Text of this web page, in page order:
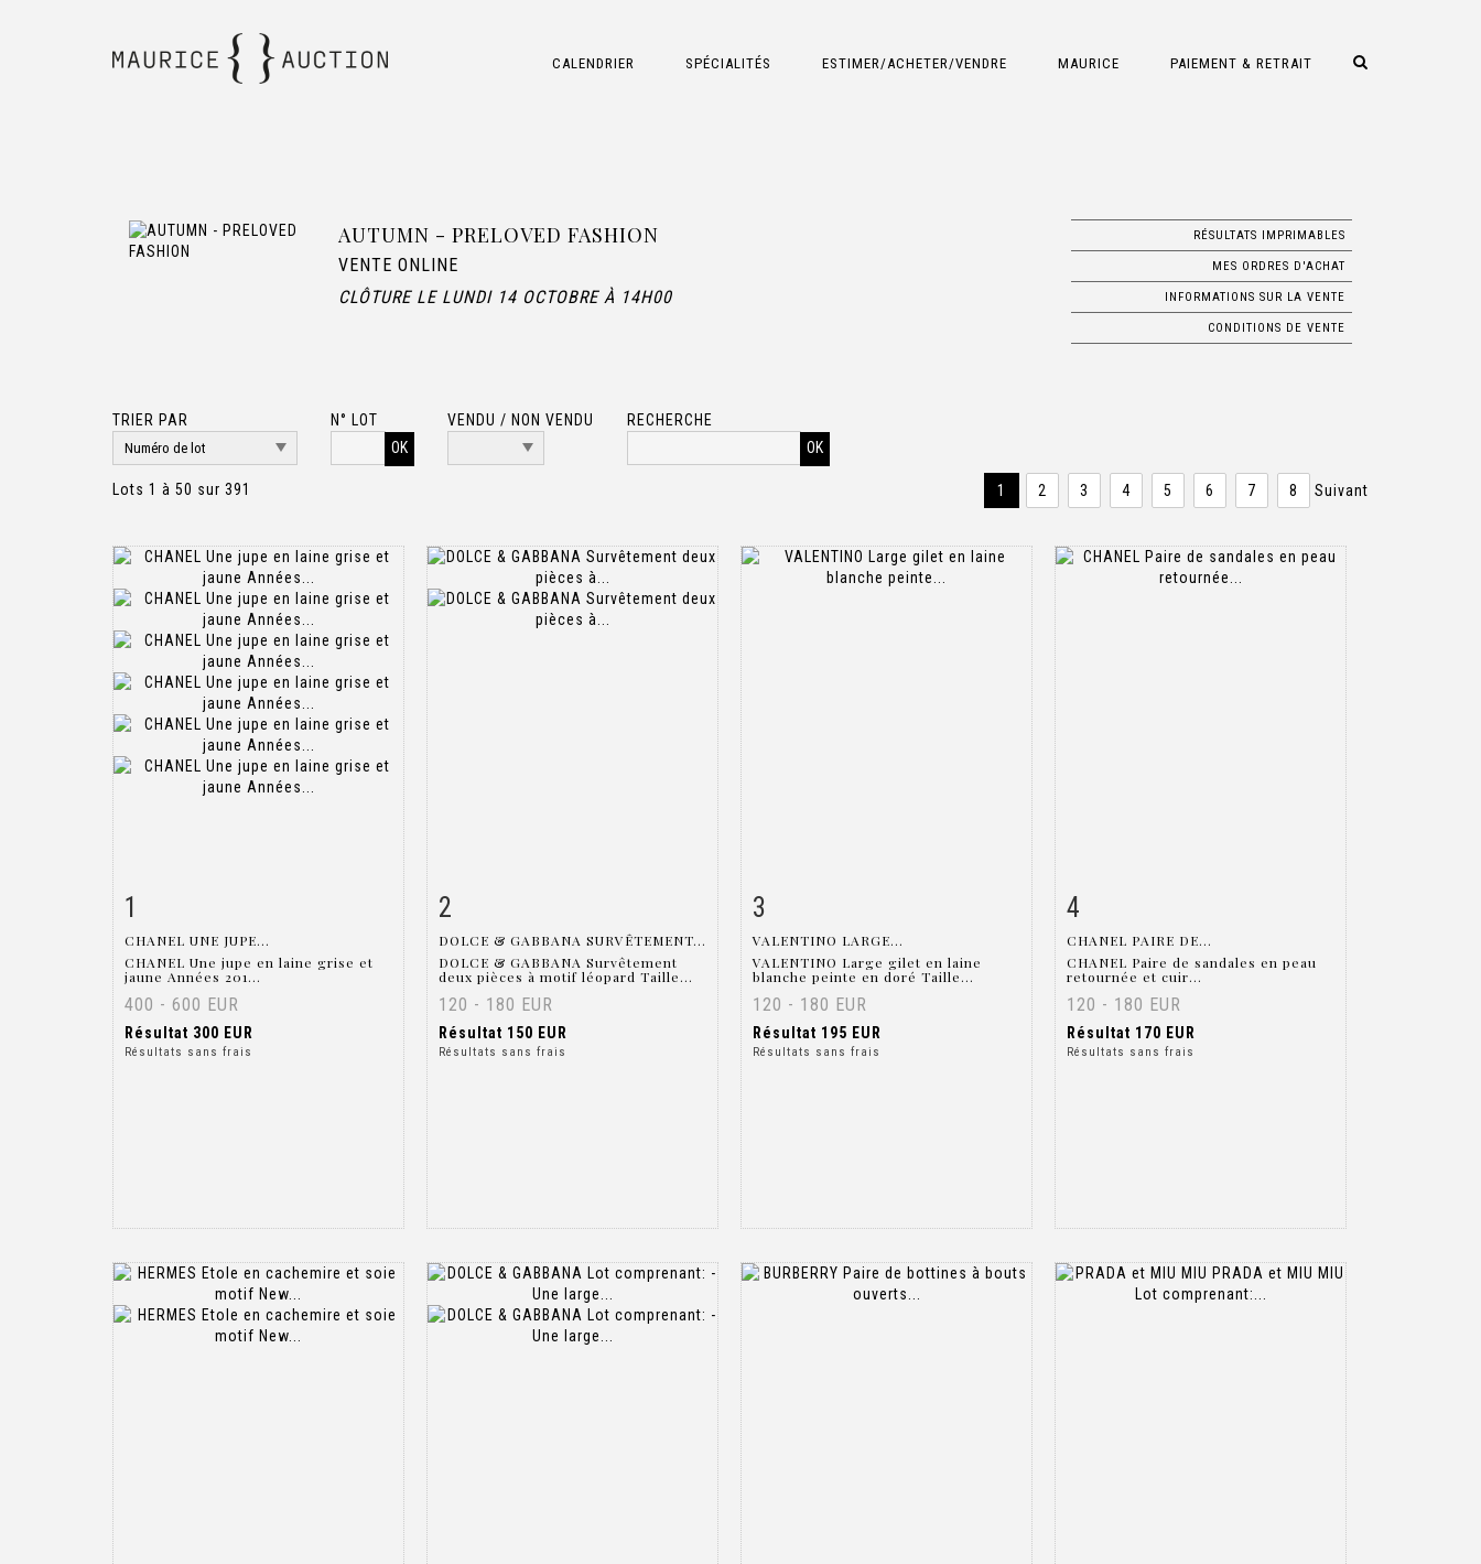
CALENDRIER SPÉCIALITÉS ESTIMER/ACHETER/VENDRE MAURICE PAIEMENT & RETRAIT
AUTUMN - PRELOVED FASHION
VENTE ONLINE
CLÔTURE LE LUNDI 14 OCTOBRE À 14H00
RÉSULTATS IMPRIMABLES
MES ORDRES D'ACHAT
INFORMATIONS SUR LA VENTE
CONDITIONS DE VENTE
TRIER PAR
N° LOT
OK
VENDU / NON VENDU RECHERCHE
Lots 1 à 50 sur 391 1 2 3 4 5 6 7 8 Suivant
1
CHANEL UNE JUPE...
CHANEL Une jupe en laine grise et
jaune Années 201...
400 - 600 EUR
Résultat 300 EUR
Résultats sans frais
2
DOLCE & GABBANA SURVÊTEMENT...
DOLCE & GABBANA Survêtement
deux pièces à motif léopard Taille...
120 - 180 EUR
Résultat 150 EUR
Résultats sans frais
3
VALENTINO LARGE...
VALENTINO Large gilet en laine
blanche peinte en doré Taille...
120 - 180 EUR
Résultat 195 EUR
Résultats sans frais
4
CHANEL PAIRE DE...
CHANEL Paire de sandales en peau
retournée et cuir...
120 - 180 EUR
Résultat 170 EUR
Résultats sans frais